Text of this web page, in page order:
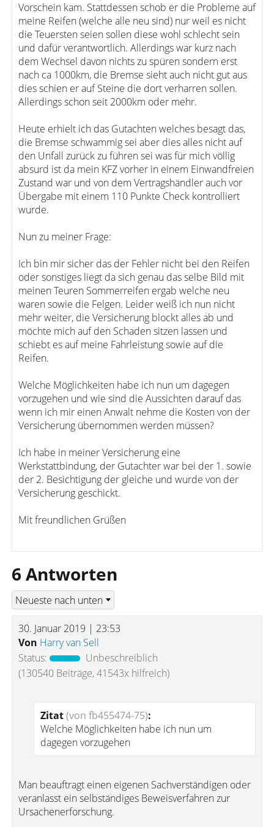
Vorschein kam. Stattdessen schob er die Probleme auf
meine Reifen (welche alle neu sind) nur weil es nicht
die Teuersten seien sollen diese wohl schlecht sein
und dafür verantwortlich. Allerdings war kurz nach
dem Wechsel davon nichts zu spüren sondern erst
nach ca 1000km, die Bremse sieht auch nicht gut aus
dies schien er auf Steine die dort verharren sollen.
Allerdings schon seit 2000km oder mehr.
Heute erhielt ich das Gutachten welches besagt das,
die Bremse schwammig sei aber dies alles nicht auf
den Unfall zurück zu führen sei was für mich völlig
absurd ist da mein KFZ vorher in einem Einwandfreien
Zustand war und von dem Vertragshändler auch vor
Übergabe mit einem 110 Punkte Check kontrolliert
wurde.
Nun zu meiner Frage:
Ich bin mir sicher das der Fehler nicht bei den Reifen
oder sonstiges liegt da sich genau das selbe Bild mit
meinen Teuren Sommerreifen ergab welche neu
waren sowie die Felgen. Leider weiß ich nun nicht
mehr weiter, die Versicherung blockt alles ab und
möchte mich auf den Schaden sitzen lassen und
schiebt es auf meine Fahrleistung sowie auf die
Reifen.
Welche Möglichkeiten habe ich nun um dagegen
vorzugehen und wie sind die Aussichten darauf das
wenn ich mir einen Anwalt nehme die Kosten von der
Versicherung übernommen werden müssen?
Ich habe in meiner Versicherung eine
Werkstattbindung, der Gutachter war bei der 1. sowie
der 2. Besichtigung der gleiche und wurde von der
Versicherung geschickt.
Mit freundlichen Grüßen
6 Antworten
30. Januar 2019 | 23:53
Von Harry van Sell
Status:
Unbeschreiblich
(130540 Beiträge, 41543x hilfreich)
Zitat(von fb455474-75):
Welche Möglichkeiten habe ich nun um
dagegen vorzugehen
Man beauftragt einen eigenen Sachverständigen oder
veranlasst ein selbständiges Beweisverfahren zur
Ursachenerforschung.